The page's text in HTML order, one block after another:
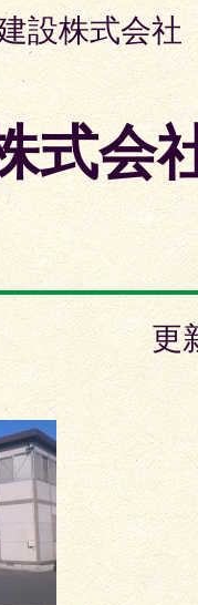
設株式会社
式会
更